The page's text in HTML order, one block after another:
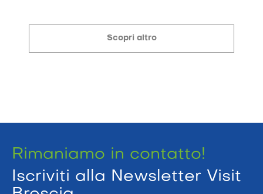
Scopri altro
Rimaniamo in contatto!
Iscriviti alla Newsletter Visit